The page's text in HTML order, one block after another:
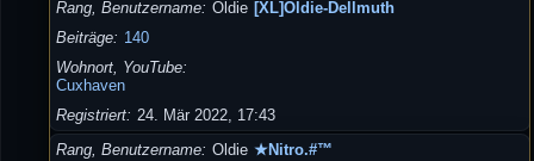
Rang, Benutzername Oldie [XL]Oldie-Dellmuth
Beiträge
140
Wohnort, YouTube
Cuxhaven
Registriert 24. Mär 2022, 17:43
Rang, Benutzername Oldie ★Nitro.#™